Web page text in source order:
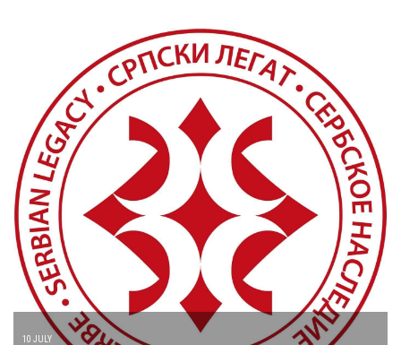
10 JULY